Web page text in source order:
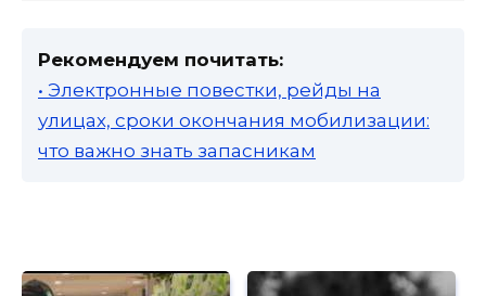
Рекомендуем почитать:
• Электронные повестки, рейды на
улицах, сроки окончания мобилизации:
что важно знать запасникам